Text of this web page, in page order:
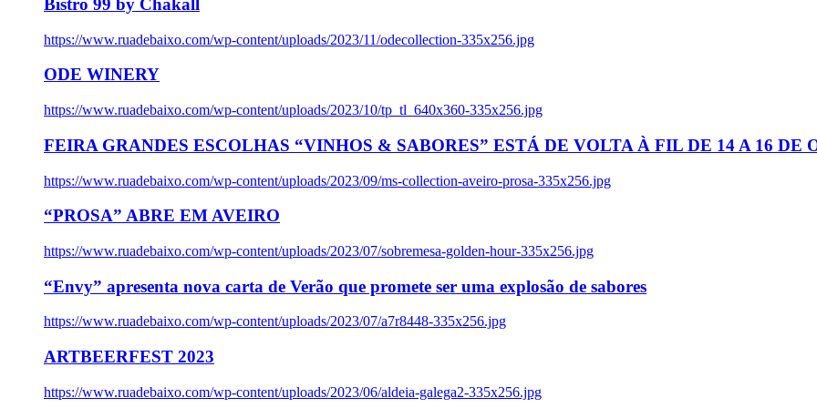
Bistro 99 by Chakall
https://www.ruadebaixo.com/wp-content/uploads/2023/11/odecollection-335x256.jpg
ODE WINERY
https://www.ruadebaixo.com/wp-content/uploads/2023/10/tp_tl_640x360-335x256.jpg
FEIRA GRANDES ESCOLHAS “VINHOS & SABORES” ESTÁ DE VOLTA À FIL DE 14 A 16 DE
https://www.ruadebaixo.com/wp-content/uploads/2023/09/ms-collection-aveiro-prosa-335x256.jpg
“PROSA” ABRE EM AVEIRO
https://www.ruadebaixo.com/wp-content/uploads/2023/07/sobremesa-golden-hour-335x256.jpg
“Envy” apresenta nova carta de Verão que promete ser uma explosão de sabores
https://www.ruadebaixo.com/wp-content/uploads/2023/07/a7r8448-335x256.jpg
ARTBEERFEST 2023
https://www.ruadebaixo.com/wp-content/uploads/2023/06/aldeia-galega2-335x256.jpg